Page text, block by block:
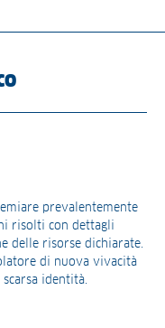
prevalentemente
risolti con dettagli
delle risorse dichiarate.
di nuova vivacità
identità.